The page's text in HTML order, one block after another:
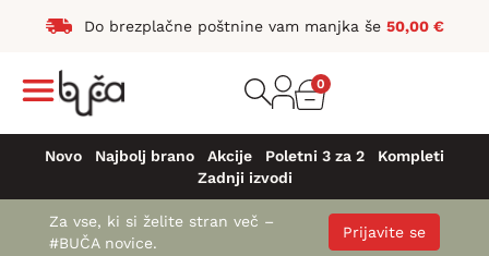
Do brezplačne poštnine vam manjka še 50,00 €
0
Novo Najbolj brano Akcije Poletni 3 za 2
Kompleti
Zadnji izvodi
Za vse, ki si želite stran več –
#BUČA novice.
Prijavite se